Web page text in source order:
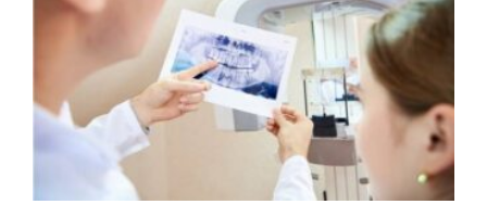
La cirugía guiada con implantes
inmediatos te ayuda a recuperar tu
sonrisa, ¡y sin problemas post
quirúrgicos!